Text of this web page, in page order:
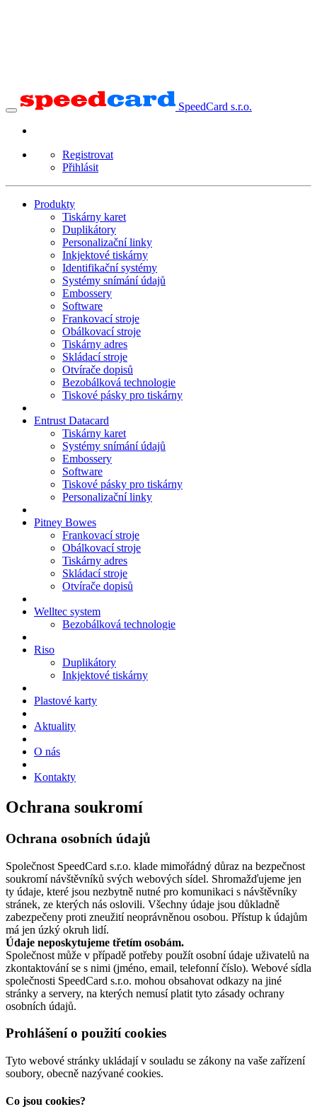
SpeedCard s.r.o.
Registrovat
Přihlásit
Produkty
Tiskárny karet
Duplikátory
Personalizační linky
Inkjektové tiskárny
Identifikační systémy
Systémy snímání údajů
Embossery
Software
Frankovací stroje
Obálkovací stroje
Tiskárny adres
Skládací stroje
Otvírače dopisů
Bezobálková technologie
Tiskové pásky pro tiskárny
Entrust Datacard
Tiskárny karet
Systémy snímání údajů
Embossery
Software
Tiskové pásky pro tiskárny
Personalizační linky
Pitney Bowes
Frankovací stroje
Obálkovací stroje
Tiskárny adres
Skládací stroje
Otvírače dopisů
Welltec system
Bezobálková technologie
Riso
Duplikátory
Inkjektové tiskárny
Plastové karty
Aktuality
O nás
Kontakty
Ochrana soukromí
Ochrana osobních údajů
Společnost SpeedCard s.r.o. klade mimořádný důraz na bezpečnost
soukromí návštěvníků svých webových sídel. Shromažďujeme jen
ty údaje, které jsou nezbytně nutné pro komunikaci s návštěvníky
stránek, ze kterých nás oslovili. Všechny údaje jsou důkladně
zabezpečeny proti zneužití neoprávněnou osobou. Přístup k údajům
má jen úzký okruh lidí.
Údaje neposkytujeme třetím osobám.
Společnost může v případě potřeby použít osobní údaje uživatelů na
zkontaktování se s nimi (jméno, email, telefonní číslo). Webové sídla
společnosti SpeedCard s.r.o. mohou obsahovat odkazy na jiné
stránky a servery, na kterých nemusí platit tyto zásady ochrany
osobních údajů.
Prohlášení o použití cookies
Tyto webové stránky ukládají v souladu se zákony na vaše zařízení
soubory, obecně nazývané cookies.
Co jsou cookies?